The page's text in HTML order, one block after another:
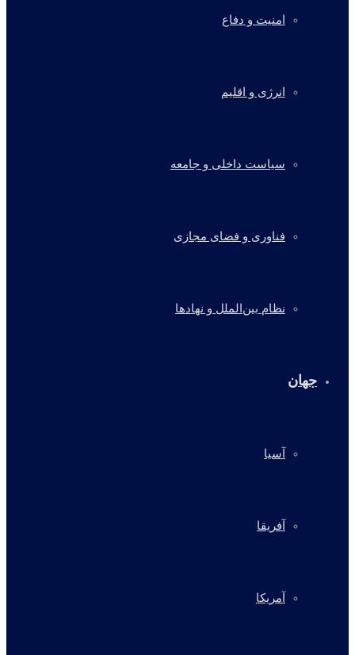
امنیت و دفاع
انرژی و اقلیم
سیاست داخلی و جامعه
فناوری و فضای مجازی
نظام بین‌الملل و نهادها
جهان
آسیا
آفریقا
آمریکا